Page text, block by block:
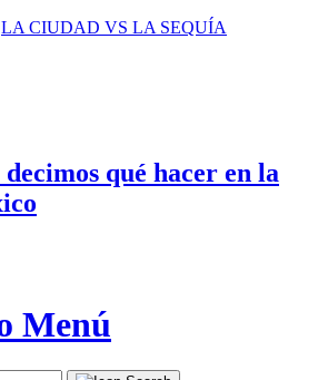
LA CIUDAD VS LA SEQUÍA